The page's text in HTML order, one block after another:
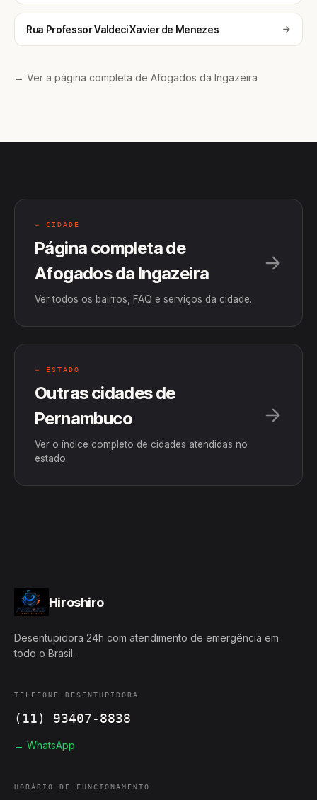
Rua Professor Valdeci Xavier de Menezes
→ Ver a página completa de Afogados da Ingazeira
→ CIDADE
Página completa de
Afogados da Ingazeira
Ver todos os bairros, FAQ e serviços da cidade.
→ ESTADO
Outras cidades de
Pernambuco
Ver o índice completo de cidades atendidas no
estado.
Hiroshiro
Desentupidora 24h com atendimento de emergência em
todo o Brasil.
TELEFONE DESENTUPIDORA
(11) 93407-8838
→ WhatsApp
HORÁRIO DE FUNCIONAMENTO